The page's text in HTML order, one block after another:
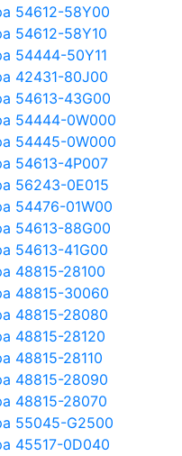
54612-58Y00
54612-58Y10
54444-50Y11
42431-80J00
54613-43G00
54444-0W000
54445-0W000
54613-4P007
56243-0E015
54476-01W00
54613-88G00
54613-41G00
48815-28100
48815-30060
48815-28080
48815-28120
48815-28110
48815-28090
48815-28070
55045-G2500
45517-0D040